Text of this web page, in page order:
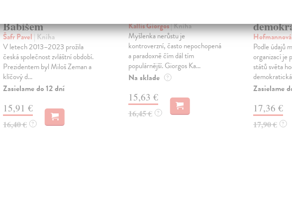
Babišem
Šafr Pavel| Kniha
V letech 2013–2023 prožila
česká společnost zvláštní období.
Prezidentem byl Miloš Zeman a
klíčový d...
Zasielame do 12 dní
15,91 €
16,40 € ?
Kallis Giorgos| Kniha
Myšlenka nerůstu je
kontroverzní, často nepochopená
a paradoxně čím dál tím
populárnější. Giorgos Ka...
Na sklade ?
15,63 €
16,45 € ?
Podle údajů
organizací je
států světa
Zasielame
17,36 €
17,90 € ?